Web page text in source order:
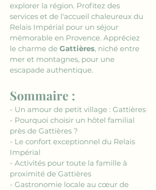
explorer la région. Profitez des
services et de l'accueil chaleureux du
Relais Impérial pour un séjour
mémorable en Provence. Appréciez
le charme de Gattières, niché entre
mer et montagnes, pour une
escapade authentique.
Sommaire :
- Un amour de petit village : Gattières
- Pourquoi choisir un hôtel familial
près de Gattières ?
- Le confort exceptionnel du Relais
Impérial
- Activités pour toute la famille à
proximité de Gattières
- Gastronomie locale au cœur de